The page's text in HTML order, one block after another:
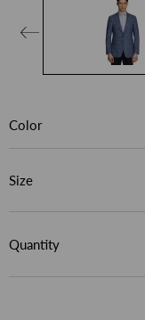
Color
Size
Quantity